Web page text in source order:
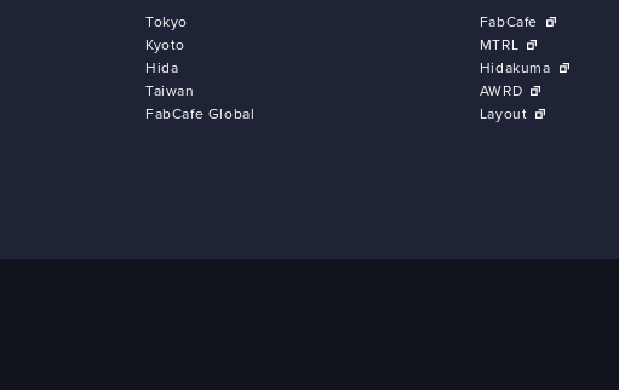
Tokyo
Kyoto
Hida
Taiwan
FabCafe Global
FabCafe
MTRL
Hidakuma
AWRD
Layout